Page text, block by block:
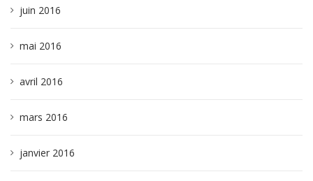
juin 2016
mai 2016
avril 2016
mars 2016
janvier 2016